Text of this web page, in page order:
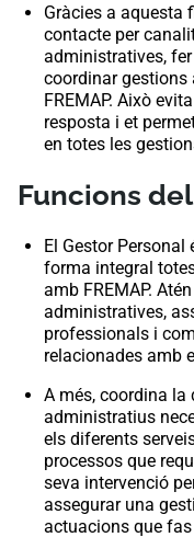
Gràcies a aquesta
contacte per
administratives,
coordinar gestions
FREMAP. Això
resposta i et
en totes les
Funcions
El Gestor Personal
forma integral
amb FREMAP.
administratives,
professionals i
relacionades amb
A més, coordina
administratius
els diferents
processos que
seva intervenció
assegurar una
actuacions que